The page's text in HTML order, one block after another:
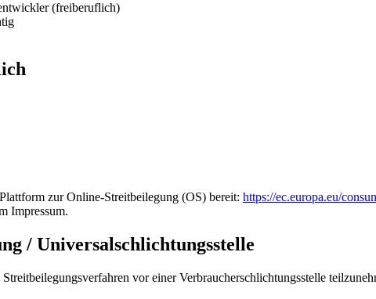
(freiberuflich)
zur Online-Streitbeilegung (OS) bereit: https://ec.europa.eu/
Impressum.
/ Universalschlichtungsstelle
vor einer Verbraucherschlichtungsstelle